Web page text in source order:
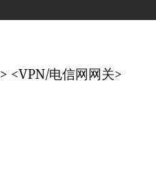
<VPN/电信网网关>
境自动路由表(区别教